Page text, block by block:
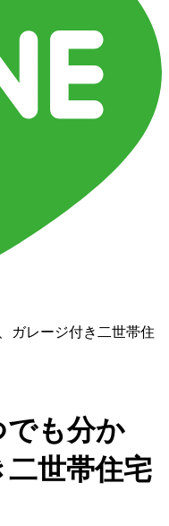
ガレージ付き二世帯住
でも分か
世帯住宅